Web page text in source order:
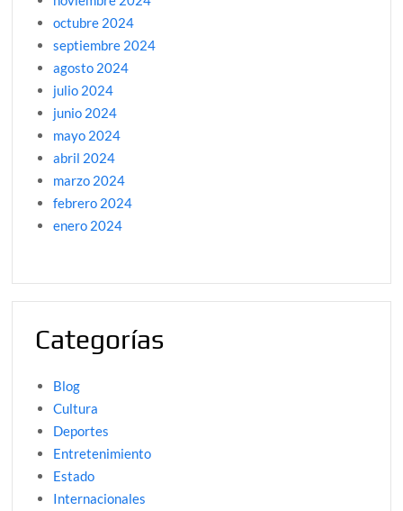
octubre 2024
septiembre 2024
agosto 2024
julio 2024
junio 2024
mayo 2024
abril 2024
marzo 2024
febrero 2024
enero 2024
Categorías
Blog
Cultura
Deportes
Entretenimiento
Estado
Internacionales